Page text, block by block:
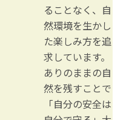
ることなく、自
然環境を生かし
た楽しみ方を追
求しています。
ありのままの自
然を残すことで
「自分の安全は